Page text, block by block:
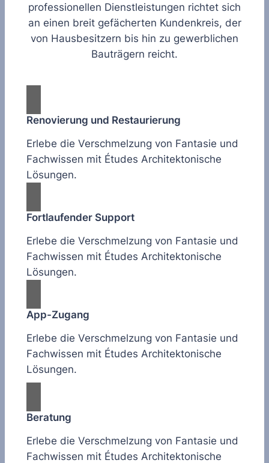
professionellen Dienstleistungen richtet sich
an einen breit gefächerten Kundenkreis, der
von Hausbesitzern bis hin zu gewerblichen
Bauträgern reicht.
Renovierung und Restaurierung
Erlebe die Verschmelzung von Fantasie und
Fachwissen mit Études Architektonische
Lösungen.
Fortlaufender Support
Erlebe die Verschmelzung von Fantasie und
Fachwissen mit Études Architektonische
Lösungen.
App-Zugang
Erlebe die Verschmelzung von Fantasie und
Fachwissen mit Études Architektonische
Lösungen.
Beratung
Erlebe die Verschmelzung von Fantasie und
Fachwissen mit Études Architektonische